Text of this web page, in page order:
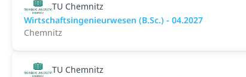
TU Chemnitz
Wirtschaftsingenieurwesen (B.Sc.) - 04.2027
Chemnitz
TU Chemnitz